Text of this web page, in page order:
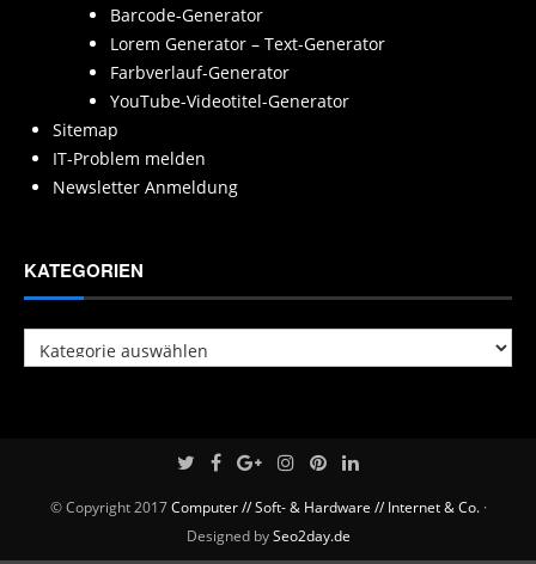
Barcode-Generator
Lorem Generator – Text-Generator
Farbverlauf-Generator
YouTube-Videotitel-Generator
Sitemap
IT-Problem melden
Newsletter Anmeldung
KATEGORIEN
Kategorien
© Copyright 2017Computer // Soft- & Hardware // Internet & Co.·
Designed bySeo2day.de